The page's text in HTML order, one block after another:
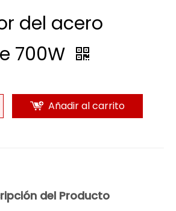
del acero
700W
Añadir al carrito
del Producto